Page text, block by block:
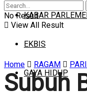
KABAR
EKBIS
GAYA HIDUP
No Result
View All Result
Home RAGAM
Subuh